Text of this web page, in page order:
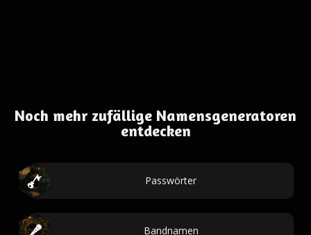
Noch mehr zufällige Namensgeneratoren
entdecken
Passwörter
Bandnamen